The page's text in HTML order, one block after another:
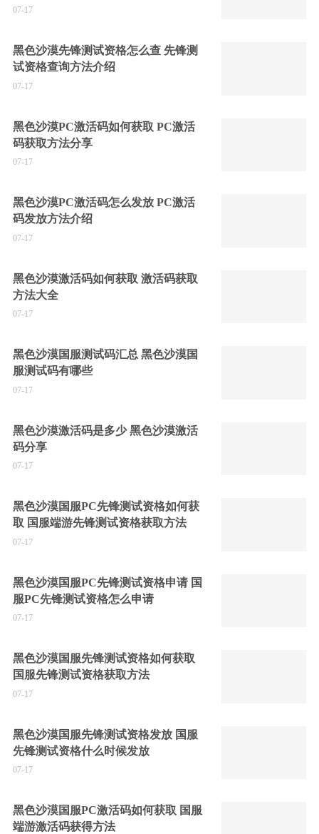
07-17
黑色沙漠先锋测试资格怎么查 先锋测
试资格查询方法介绍
07-17
黑色沙漠PC激活码如何获取 PC激活
码获取方法分享
07-17
黑色沙漠PC激活码怎么发放 PC激活
码发放方法介绍
07-17
黑色沙漠激活码如何获取 激活码获取
方法大全
07-17
黑色沙漠国服测试码汇总 黑色沙漠国
服测试码有哪些
07-17
黑色沙漠激活码是多少 黑色沙漠激活
码分享
07-17
黑色沙漠国服PC先锋测试资格如何获
取 国服端游先锋测试资格获取方法
07-17
黑色沙漠国服PC先锋测试资格申请 国
服PC先锋测试资格怎么申请
07-17
黑色沙漠国服先锋测试资格如何获取
国服先锋测试资格获取方法
07-17
黑色沙漠国服先锋测试资格发放 国服
先锋测试资格什么时候发放
07-17
黑色沙漠国服PC激活码如何获取 国服
端游激活码获得方法